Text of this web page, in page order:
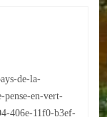
de-la-
en-vert-
406e-11f0-b3ef-